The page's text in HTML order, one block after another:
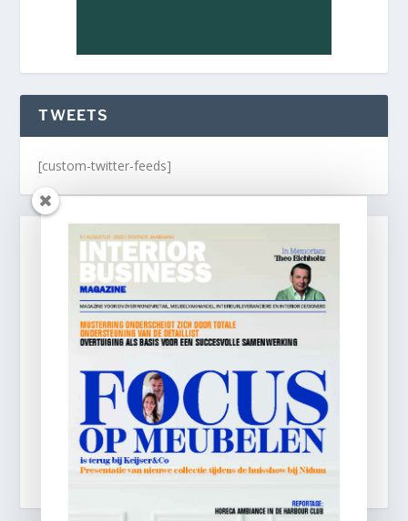
TWEETS
[custom-twitter-feeds]